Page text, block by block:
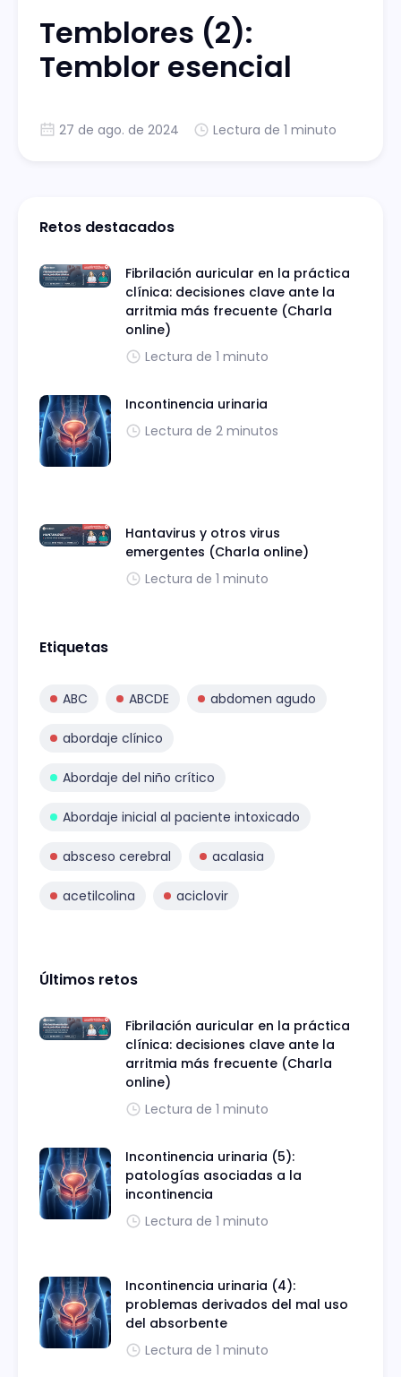
Temblores (2):
Temblor esencial
27 de ago. de 2024 Lectura de 1 minuto
Retos destacados
Fibrilación auricular en la práctica
clínica: decisiones clave ante la
arritmia más frecuente (Charla
online)
Lectura de 1 minuto
Incontinencia urinaria
Lectura de 2 minutos
Hantavirus y otros virus
emergentes (Charla online)
Lectura de 1 minuto
Etiquetas
ABC ABCDE abdomen agudo
abordaje clínico
Abordaje del niño crítico
Abordaje inicial al paciente intoxicado
absceso cerebral acalasia
acetilcolina aciclovir
Últimos retos
Fibrilación auricular en la práctica
clínica: decisiones clave ante la
arritmia más frecuente (Charla
online)
Lectura de 1 minuto
Incontinencia urinaria (5):
patologías asociadas a la
incontinencia
Lectura de 1 minuto
Incontinencia urinaria (4):
problemas derivados del mal uso
del absorbente
Lectura de 1 minuto